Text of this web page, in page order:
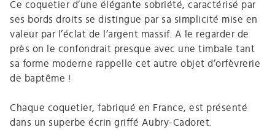
Ce coquetier d’une élégante sobriété, caractérisé par
ses bords droits se distingue par sa simplicité mise en
valeur par l’éclat de l’argent massif. A le regarder de
près on le confondrait presque avec une timbale tant
sa forme moderne rappelle cet autre objet d’orfèvrerie
de baptême !
Chaque coquetier, fabriqué en France, est présenté
dans un superbe écrin griffé Aubry-Cadoret.